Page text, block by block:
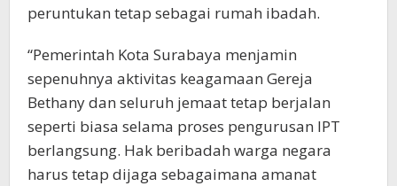
peruntukan tetap sebagai rumah ibadah.
“Pemerintah Kota Surabaya menjamin
sepenuhnya aktivitas keagamaan Gereja
Bethany dan seluruh jemaat tetap berjalan
seperti biasa selama proses pengurusan IPT
berlangsung. Hak beribadah warga negara
harus tetap dijaga sebagaimana amanat